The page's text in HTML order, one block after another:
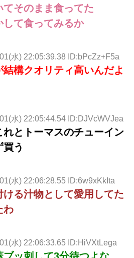
そのまま食ってた
して食ってみるか
水) 22:05:39.38 ID:bPcZz+F5a
構クオリティ高いんだよ
水) 22:05:44.54 ID:DJVcWVJea
とトーマスのチューイン
う
水) 22:06:28.55 ID:6w9xKkIta
る汁物として愛用してた
わ
水) 22:06:33.65 ID:HiVXtLega